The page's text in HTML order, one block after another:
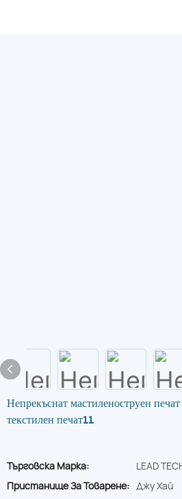
Непрекъснат мастиленоструен
текстилен печат11
Търговска Марка:
LEAD
Пристанище За Товарене: Джу Хай